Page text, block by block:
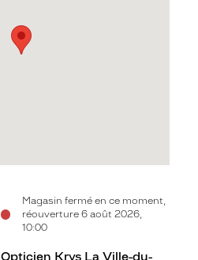
Magasin fermé en ce moment,
réouverture 6 août 2026,
10:00
Opticien Krys La Ville-du-